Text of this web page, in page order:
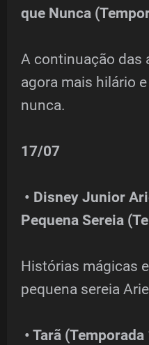
que Nunca
A continuação das
agora mais hilário
nunca.
17/07
• Disney Junior
Pequena Sereia
Histórias mágicas
pequena sereia
• Tarã (Temporada